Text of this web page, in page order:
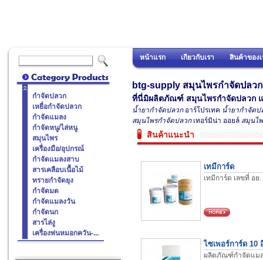
กำจัดปลวก
เหยื่อกำจัดปลวก
กำจัดแมลง
กำจัดหนู/ไล่หนู
สมุนไพร
เครื่องมือ/อุปกรณ์
กำจัดแมลงสาบ
สารเคลือบเนื้อไม้
ทรายกำจัดยุง
กำจัดมด
กำจัดแมลงวัน
กำจัดนก
สารไล่งู
เครื่องพ่นหมอกควัน-...
หน้าแรก เกี่ยวกับเรา สินค้าของเ
btg-supply สมุนไพรกำจัดปลวก
ที่นี่มิผลิตภัณฑ์ สมุนไพรกำจัดปลวก
น้ำยากำจัดปลวกอาร์โปรเทค น้ำยากำจัดป
สมุนไพรกำจัดปลวกเทอร์มิน่า ออยล์ สมุนไ
สินค้าแนะนำ
เทมีการ์ด
เทมีการ์ด เลขที่ อย
ไซเพอร์การ์ด 10
ผลิตภัณฑ์กำจัดแมล